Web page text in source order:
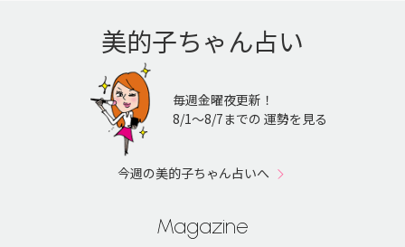
美的子ちゃん占い
毎週金曜夜更新！
8/1〜8/7までの 運勢を見る
今週の美的子ちゃん占いへ
Magazine